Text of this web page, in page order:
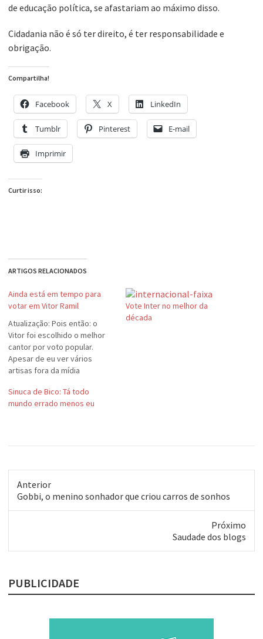
de educação política, se afastariam ao máximo disso.
Cidadania não é só ter direito, é ter responsabilidade e
obrigação.
Compartilha!
Facebook X LinkedIn
Tumblr Pinterest E-mail
Imprimir
Curtir isso:
ARTIGOS RELACIONADOS
Ainda está em tempo para
votar em Vitor Ramil
Atualização: Pois então: o
Vitor foi escolhido o melhor
cantor por voto popular.
Apesar de eu ver vários
artisas fora da mídia
categorias (o próprio Emílio
Santiago, que concorreu com
Vote Inter no melhor da
década
Sinuca de Bico: Tá todo
mundo errado menos eu
Anterior
Post
Gobbi, o menino sonhador que criou carros de sonhos
Próximo
Saudade dos blogs
PUBLICIDADE